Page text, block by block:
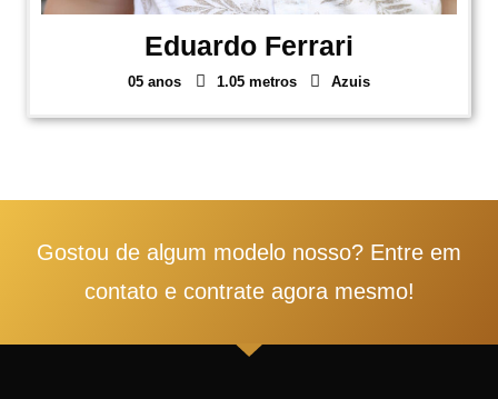
Eduardo Ferrari
05 anos 1.05 metros Azuis
Gostou de algum modelo nosso? Entre em
contato e contrate agora mesmo!